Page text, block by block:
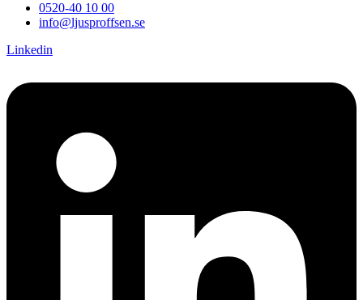
0520-40 10 00
info@ljusproffsen.se
Linkedin